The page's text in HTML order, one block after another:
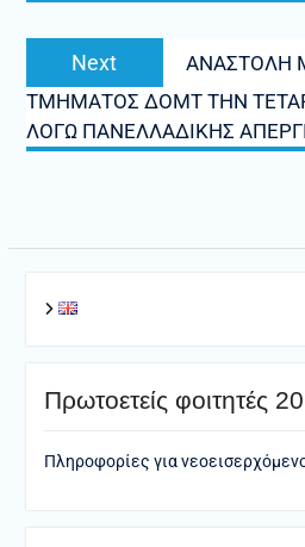
Next
post:
ΑΝΑΣΤΟΛΗ
ΤΜΗΜΑΤΟΣ ΔΟΜΤ ΤΗΝ
ΛΟΓΩ ΠΑΝΕΛΛΑΔΙΚΗΣ
Πρωτοετείς φοιτητές
Πληροφορίες για